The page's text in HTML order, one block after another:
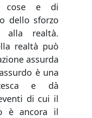
cose e di
dello sforzo
realtà.
realtà può
assurda
è una
e dà
di cui il
è ancora il